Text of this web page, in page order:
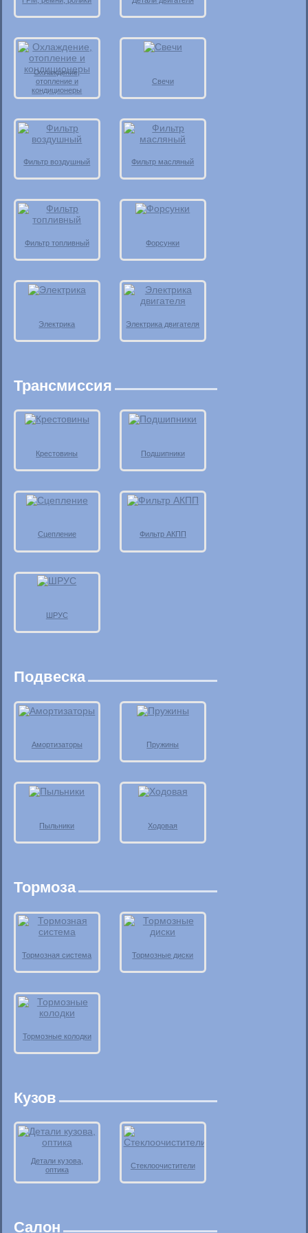
Охлаждение,
отопление и
кондиционеры
Свечи
Фильтр воздушный Фильтр масляный
Фильтр топливный Форсунки
Электрика Электрика двигателя
Трансмиссия
Крестовины Подшипники
Сцепление Фильтр АКПП
ШРУС
Подвеска
Амортизаторы Пружины
Пыльники Ходовая
Тормоза
Тормозная система Тормозные диски
Тормозные колодки
Кузов
Детали кузова,
оптика
Стеклоочистители
Салон